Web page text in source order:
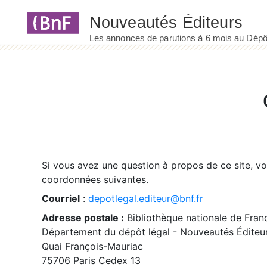
Si vous avez une question à propos de ce site,
coordonnées suivantes.
Courriel : depotlegal.editeur@bnf.fr
Adresse postale : Bibliothèque nationale de
Département du dépôt légal - Nouveautés
Quai François-Mauriac
75706 Paris Cedex 13